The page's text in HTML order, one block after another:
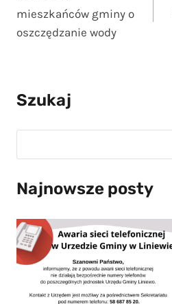
mieszkańców gminy o
oszczędzanie wody
Szukaj
Najnowsze posty